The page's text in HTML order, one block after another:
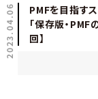
2023.04.06
PMFを目指す
「保存版・PMF
回】